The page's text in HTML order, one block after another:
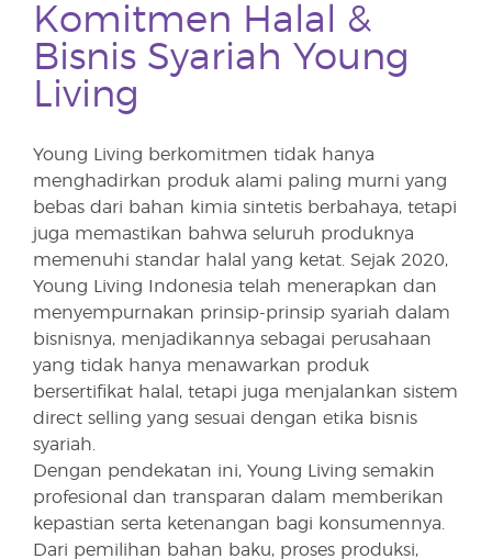
Komitmen Halal &
Bisnis Syariah Young
Living
Young Living berkomitmen tidak hanya
menghadirkan produk alami paling murni yang
bebas dari bahan kimia sintetis berbahaya, tetapi
juga memastikan bahwa seluruh produknya
memenuhi standar halal yang ketat. Sejak 2020,
Young Living Indonesia telah menerapkan dan
menyempurnakan prinsip-prinsip syariah dalam
bisnisnya, menjadikannya sebagai perusahaan
yang tidak hanya menawarkan produk
bersertifikat halal, tetapi juga menjalankan sistem
direct selling yang sesuai dengan etika bisnis
syariah.
Dengan pendekatan ini, Young Living semakin
profesional dan transparan dalam memberikan
kepastian serta ketenangan bagi konsumennya.
Dari pemilihan bahan baku, proses produksi,